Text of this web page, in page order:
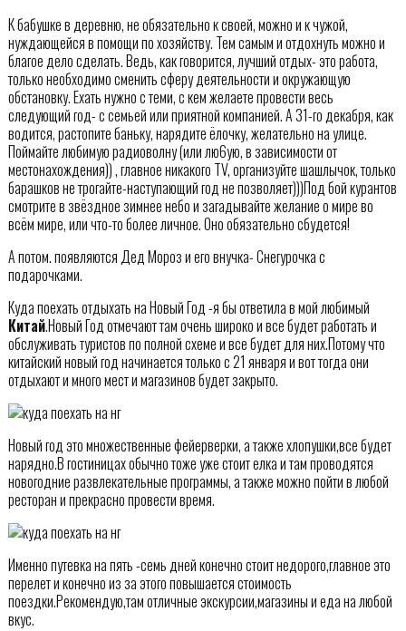
К бабушке в деревню, не обязательно к своей, можно и к чужой,
нуждающейся в помощи по хозяйству. Тем самым и отдохнуть можно и
благое дело сделать. Ведь, как говорится, лучший отдых- это работа,
только необходимо сменить сферу деятельности и окружающую
обстановку. Ехать нужно с теми, с кем желаете провести весь
следующий год- с семьей или приятной компанией. А 31-го декабря, как
водится, растопите баньку, нарядите ёлочку, желательно на улице.
Поймайте любимую радиоволну (или лю6ую, в зависимости от
местонахождения)) , главное никакого TV, организуйте шашлычок, только
барашков не трогайте-наступающий год не позволяет)))Под бой курантов
смотрите в звёздное зимнее небо и загадывайте желание о мире во
всём мире, или что-то более личное. Оно обязательно сбудется!
А потом. появляются Дед Мороз и его внучка- Снегурочка с
подарочками.
Куда поехать отдыхать на Новый Год -я бы ответила в мой любимый
Китай.Новый Год отмечают там очень широко и все будет работать и
обслуживать туристов по полной схеме и все будет для них.Потому что
китайский новый год начинается только с 21 января и вот тогда они
отдыхают и много мест и магазинов будет закрыто.
Новый год это множественные фейерверки, а также хлопушки,все будет
нарядно.В гостиницах обычно тоже уже стоит елка и там проводятся
новогодние развлекательные программы, а также можно пойти в любой
ресторан и прекрасно провести время.
Именно путевка на пять -семь дней конечно стоит недорого,главное это
перелет и конечно из за этого повышается стоимость
поездки.Рекомендую,там отличные экскурсии,магазины и еда на любой
вкус.